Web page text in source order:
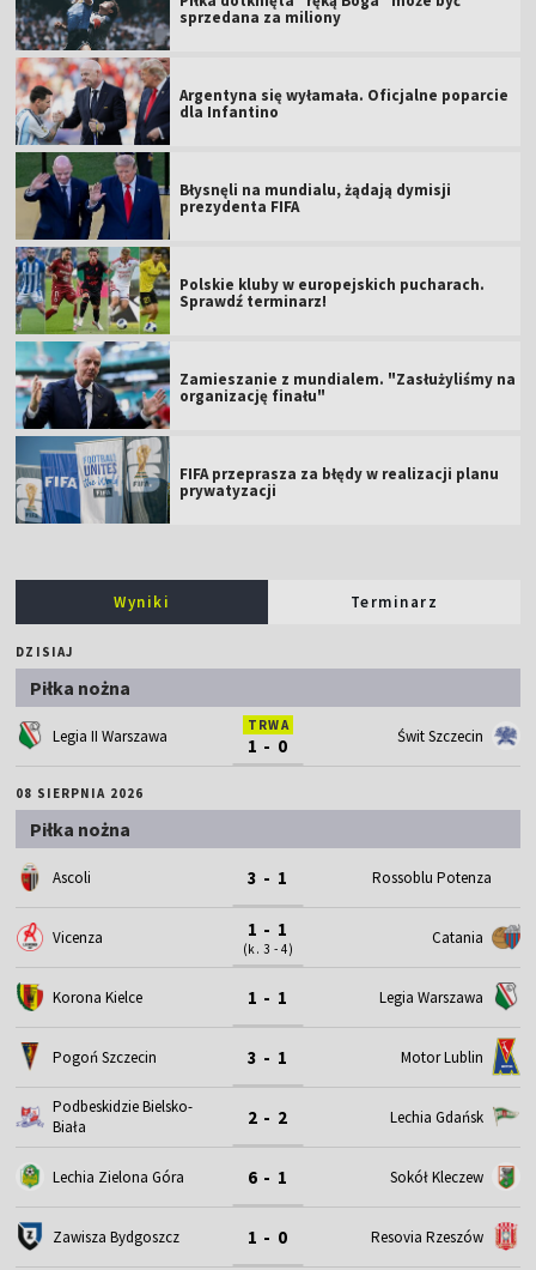
sprzedana za miliony
Argentyna się wyłamała. Oficjalne poparcie
dla Infantino
Błysnęli na mundialu, żądają dymisji
prezydenta FIFA
Polskie kluby w europejskich pucharach.
Sprawdź terminarz!
Zamieszanie z mundialem. "Zasłużyliśmy na
organizację finału"
FIFA przeprasza za błędy w realizacji planu
prywatyzacji
Wyniki Terminarz
DZISIAJ
Piłka nożna
Legia II Warszawa
TRWA
1 - 0 Świt Szczecin
08 SIERPNIA 2026
Piłka nożna
Ascoli 3 - 1 Rossoblu Potenza
Vicenza 1 - 1
(k. 3 - 4)
Catania
Korona Kielce 1 - 1 Legia Warszawa
Pogoń Szczecin 3 - 1 Motor Lublin
Podbeskidzie Bielsko-
Biała
2 - 2 Lechia Gdańsk
Lechia Zielona Góra 6 - 1 Sokół Kleczew
Zawisza Bydgoszcz 1 - 0 Resovia Rzeszów